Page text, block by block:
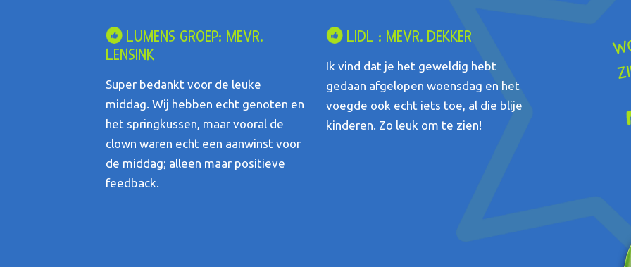
LUMENS GROEP: MEVR.
LENSINK
Super bedankt voor de leuke
middag. Wij hebben echt genoten en
het springkussen, maar vooral de
clown waren echt een aanwinst voor
de middag; alleen maar positieve
feedback.
LIDL : MEVR. DEKKER
Ik vind dat je het geweldig hebt
gedaan afgelopen woensdag en het
voegde ook echt iets toe, al die blije
kinderen. Zo leuk om te zien!